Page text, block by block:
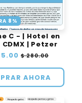
8%
C - | Hotel en
| Petzer
Precio
oferta
$ 280.00
AHORA